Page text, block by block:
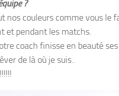
?
nos couleurs comme vous le
et pendant les matchs.
coach finisse en beauté
de là où je suis..